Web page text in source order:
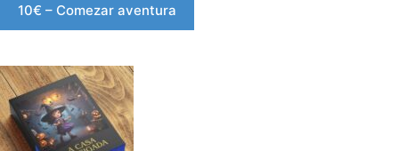
10€ – Comezar aventura